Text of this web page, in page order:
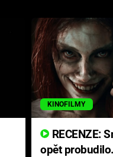
KINOFILMY
opět